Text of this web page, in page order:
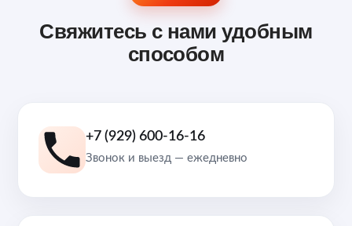
Свяжитесь с нами удобным
способом
+7 (929) 600-16-16
Звонок и выезд — ежедневно